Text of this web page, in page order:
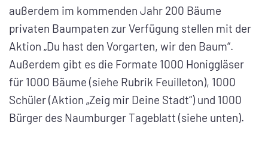
außerdem im kommenden Jahr 200 Bäume
privaten Baumpaten zur Verfügung stellen mit der
Aktion „Du hast den Vorgarten, wir den Baum“.
Außerdem gibt es die Formate 1000 Honiggläser
für 1000 Bäume (siehe Rubrik Feuilleton), 1000
Schüler (Aktion „Zeig mir Deine Stadt“) und 1000
Bürger des Naumburger Tageblatt (siehe unten).